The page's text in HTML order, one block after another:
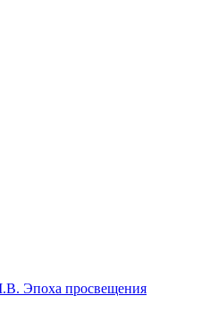
Эпоха просвещения